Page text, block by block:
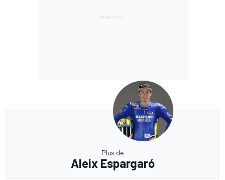
Plus de
Aleix Espargaró